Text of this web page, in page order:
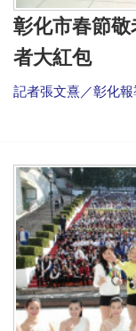
彰化市春節
者大紅包
記者張文熹／彰化報